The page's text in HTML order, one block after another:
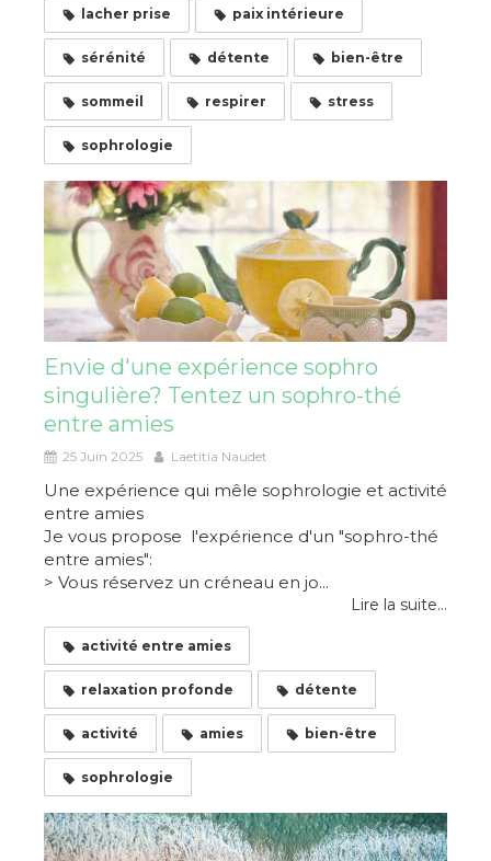
lacher prise paix intérieure
sérénité détente bien-être
sommeil respirer stress
sophrologie
Envie d'une expérience sophro
singulière? Tentez un sophro-thé
entre amies
25 Juin 2025 Laetitia Naudet
Une expérience qui mêle sophrologie et activité
entre amies
Je vous propose l'expérience d'un "sophro-thé
entre amies":
> Vous réservez un créneau en jo...
Lire la suite...
activité entre amies
relaxation profonde détente
activité amies bien-être
sophrologie